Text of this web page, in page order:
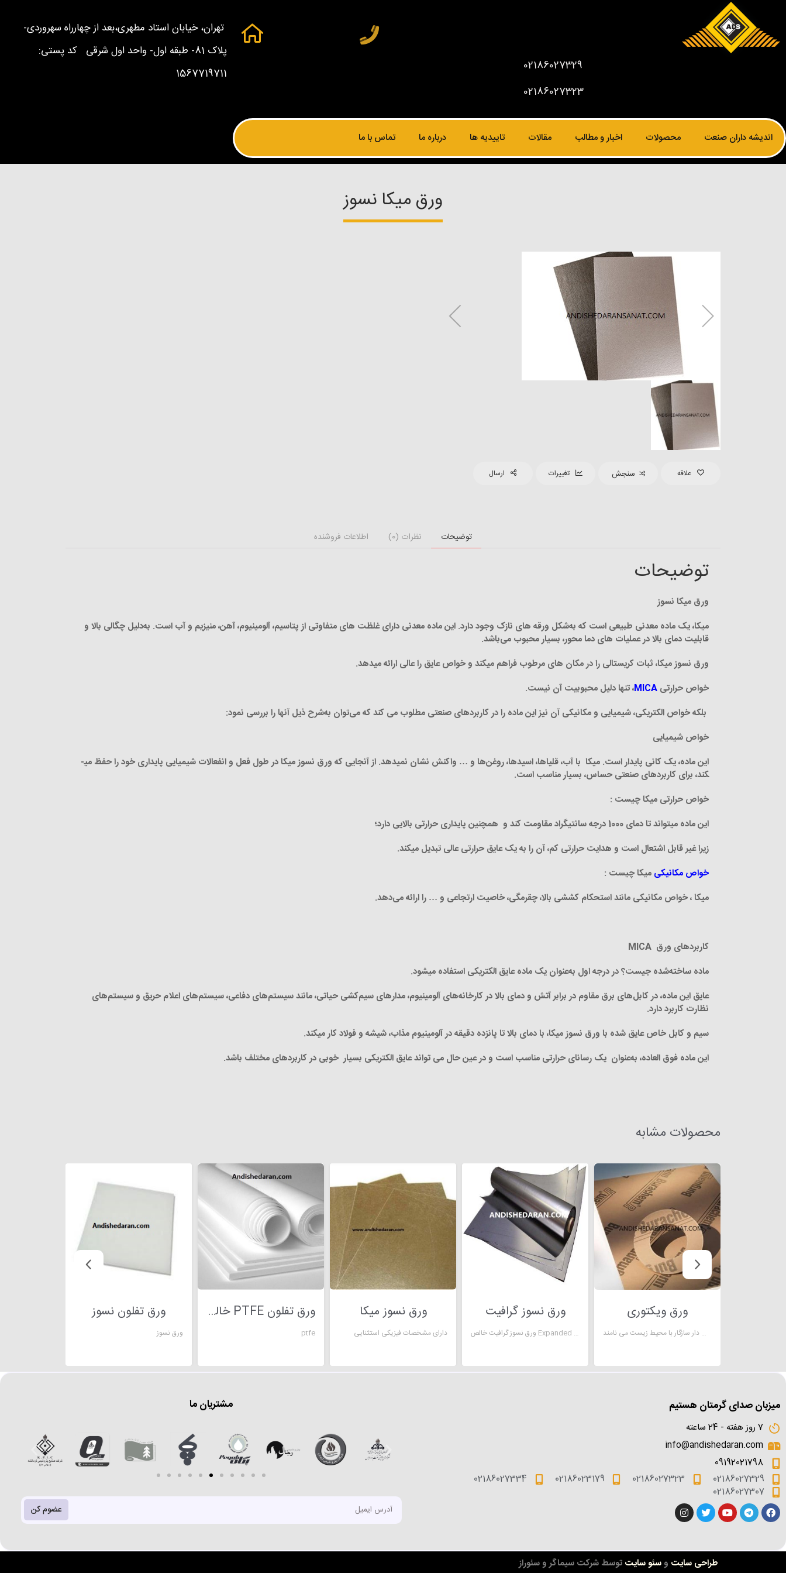
02186027329
02186027323
تهران، خیابان استاد مطهری،بعد از چهارراه سهروردی-
پلاک 81- طبقه اول- واحد اول شرقی کد پستی:
1567719711
اندیشه داران صنعت محصولات اخبار و مطالب مقالات تاییدیه ها درباره ما تماس با ما
ورق میکا نسوز
علاقه سنجش تغییرات ارسال
توضیحات نظرات (0) اطلاعات فروشنده
توضیحات
ورق میکا نسوز
میکا، یک ماده معدنی طبیعی است که به‌شکل ورقه­ های نازک وجود دارد. این ماده معدنی دارای غلظت­ های متفاوتی از پتاسیم، آلومینیوم، آهن، منیزیم و آب است. به‌دلیل چگالی بالا و
قابلیت­ دمای بالا در عملیات­ های دما محور، بسیار محبوب می‌باشد.
ورق نسوز میکا، ثبات کریستالی را در مکان­ های مرطوب فراهم می­کند و خواص عایق را عالی ارائه می­دهد.
خواص حرارتی MICA، تنها دلیل محبوبیت آن نیست.
بلکه خواص الکتریکی، شیمیایی و مکانیکی آن نیز این ماده را در کاربردهای صنعتی مطلوب می­ کند که می‌توان به‌شرح ذیل آنها را بررسی نمود:
خواص شیمیایی
این ماده، یک کانی پایدار است. میکا با آب، قلیاها، اسیدها، روغن‌ها و … واکنش نشان نمی­دهد. از آنجایی که ورق نسوز میکا در طول فعل و انفعالات شیمیایی پایداری خود را حفظ می­
کند، برای کاربردهای صنعتی حساس، بسیار مناسب است.
خواص حرارتی میکا چیست :
این ماده می­تواند تا دمای 1000 درجه سانتی­گراد مقاومت کند و همچنین پایداری حرارتی بالایی دارد؛
زیرا غیر قابل اشتعال است و هدایت حرارتی کم، آن را به یک عایق حرارتی عالی تبدیل می­کند.
خواص مکانیکی میکا چیست :
میکا ، خواص مکانیکی مانند استحکام کششی بالا، چقرمگی، خاصیت ارتجاعی و … را ارائه می‌دهد.
کاربردهای ورق MICA
ماده ساخته‌شده جیست؟ در درجه اول به‌عنوان یک ماده عایق الکتریکی استفاده می­شود.
عایق این ماده، در کابل‌های برق مقاوم در برابر آتش و دمای بالا در کارخانه‌های آلومینیوم، مدارهای سیم‌کشی حیاتی، مانند سیستم‌های دفاعی، سیستم‌های اعلام حریق و سیستم‌های
نظارت کاربرد دارد.
سیم و کابل خاص عایق­ شده با ورق نسوز میکا، با دمای بالا تا پانزده دقیقه در آلومینیوم مذاب، شیشه و فولاد کار می­کند.
این ماده فوق ­العاده، به‌عنوان یک رسانای حرارتی مناسب است و در عین حال می ­تواند عایق الکتریکی بسیار خوبی در کاربردهای مختلف باشد.
محصولات مشابه
ورق ویکتوری
ورق ویکتوری یکی از معدود ورق هایی است که با چگالی بالا تولید می شود. به دلیل استفاده از الیاف سلولوزی در ساختار این محصول و عاری بودن از مواد مخرب طبیعت ، آن را دوست دار سازگار با محیط زیست می نامند .
ورق نسوز گرافیت
ورق نسوز گرافیت خالص Expanded Graphite Sheet از 100٪ گرافیت قابل انعطاف خالص ساخته شده است. مقاومت بسیار عالی برای درجه حرارت بالا است و عایق خوب برای فلزات می باشد.
ورق نسوز میکا
دارای مشخصات فیزیکی استثنایی
ورق تفلون PTFE خالص
ptfe
ورق تفلون نسوز
ورق نسوز
میزبان صدای گرمتان هستیم
7 روز هفته - 24 ساعته
info@andishedaran.com
09192021798
02186027329
02186027323
02186023179
02186027334
02186027307
مشتریان ما
عضوم کن
طراحی سایت وسئو سایت توسط شرکت سیماگر و سئوراز